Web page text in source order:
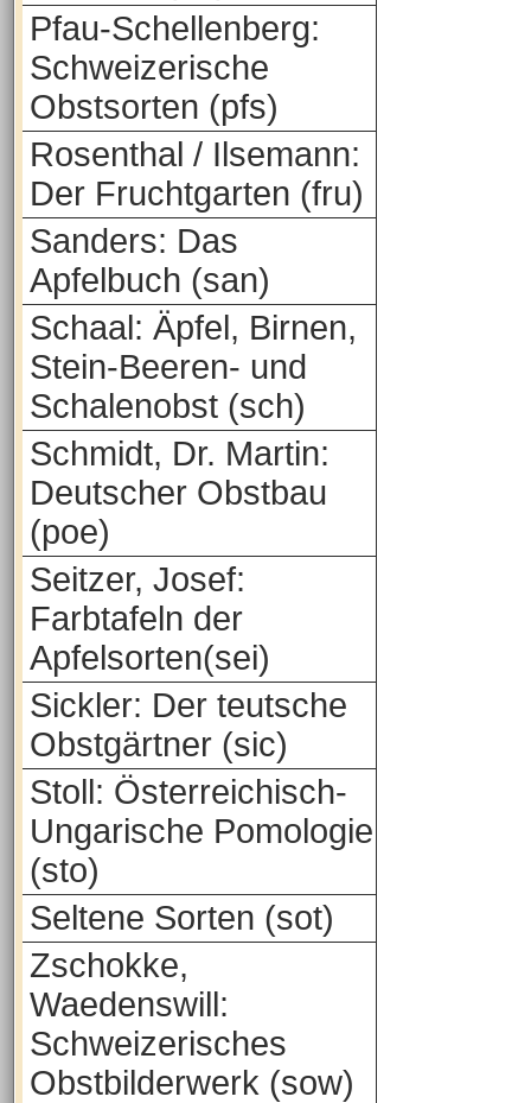
Pfau-Schellenberg:
Schweizerische
Obstsorten (pfs)
Rosenthal / Ilsemann:
Der Fruchtgarten (fru)
Sanders: Das
Apfelbuch (san)
Schaal: Äpfel, Birnen,
Stein-Beeren- und
Schalenobst (sch)
Schmidt, Dr. Martin:
Deutscher Obstbau
(poe)
Seitzer, Josef:
Farbtafeln der
Apfelsorten(sei)
Sickler: Der teutsche
Obstgärtner (sic)
Stoll: Österreichisch-
Ungarische Pomologie
(sto)
Seltene Sorten (sot)
Zschokke,
Waedenswill:
Schweizerisches
Obstbilderwerk (sow)